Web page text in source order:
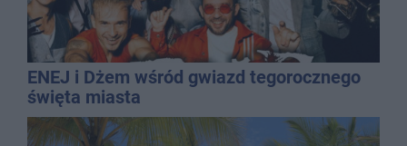
ENEJ i Dżem wśród gwiazd tegorocznego
święta miasta